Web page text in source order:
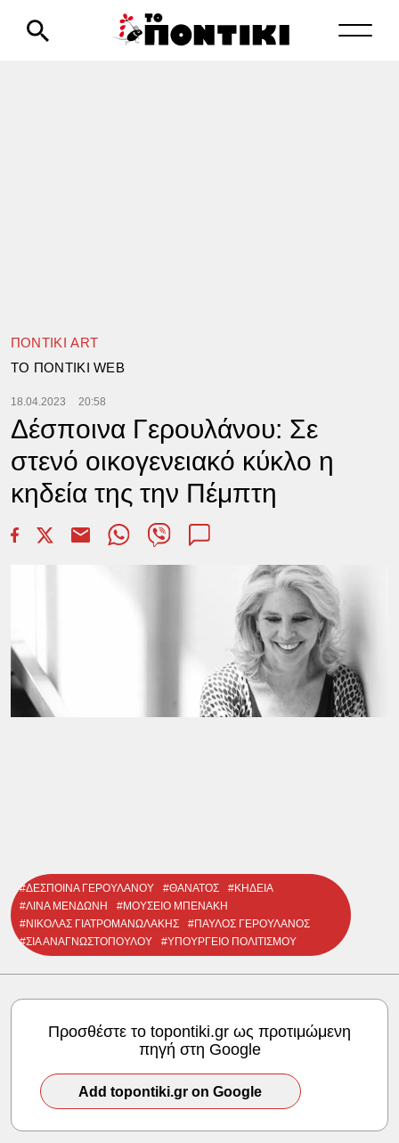
ΠΟΝΤΙΚΙ ART
TΟ ΠΟΝΤΙΚΙ WEB
18.04.2023 20:58
Δέσποινα Γερουλάνου: Σε
στενό οικογενειακό κύκλο η
κηδεία της την Πέμπτη
#ΔΕΣΠΟΙΝΑ ΓΕΡΟΥΛΑΝΟΥ #ΘΑΝΑΤΟΣ
#ΚΗΔΕΙΑ
#ΛΙΝΑ ΜΕΝΔΩΝΗ
#ΜΟΥΣΕΙΟ ΜΠΕΝΑΚΗ
#ΝΙΚΟΛΑΣ ΓΙΑΤΡΟΜΑΝΩΛΑΚΗΣ
#ΠΑΥΛΟΣ ΓΕΡΟΥΛΑΝΟΣ
#ΣΙΑ ΑΝΑΓΝΩΣΤΟΠΟΥΛΟΥ
#ΥΠΟΥΡΓΕΙΟ ΠΟΛΙΤΙΣΜΟΥ
Προσθέστε το topontiki.gr ως προτιμώμενη
πηγή στη Google
Add topontiki.gr on Google